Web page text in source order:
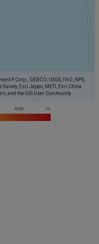
P Corp., GEBCO, USGS, FAO, NPS,
Survey, Esri Japan, METI, Esri China
and the GIS User Community